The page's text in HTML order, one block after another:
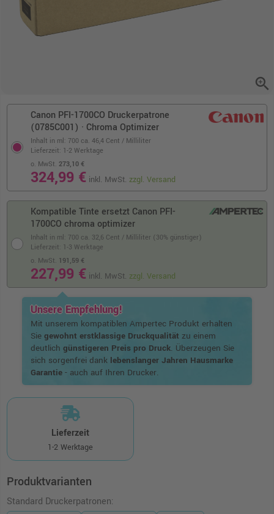
zoom_in
Canon PFI-1700CO Druckerpatrone
(0785C001) · Chroma Optimizer
Inhalt in ml: 700 ca. 46,4 Cent / Milliliter
o. MwSt. 273,10 €
324,99 € inkl. MwSt.zzgl. Versand
Lieferzeit: 1-2 Werktage
Kompatible Tinte ersetzt Canon PFI-
1700CO chroma optimizer
Inhalt in ml: 700 ca. 32,6 Cent / Milliliter (30% günstiger)
o. MwSt. 191,59 €
227,99 € inkl. MwSt. zzgl. Versand
Lieferzeit: 1-3 Werktage
Unsere Empfehlung!
Mit unserem kompatiblen Ampertec Produkt erhalten
Sie gewohnt erstklassige Druckqualität zu einem
deutlich günstigeren Preis pro Druck. Überzeugen Sie
sich sorgenfrei dank lebenslanger Jahren Hausmarke
Garantie- auch auf Ihren Drucker.
Lieferzeit
1-2 Werktage
Produktvarianten
Standard Druckerpatronen: